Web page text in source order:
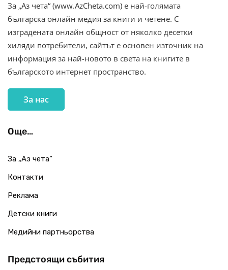
За „Аз чета“ (www.AzCheta.com) е най-голямата
българска онлайн медия за книги и четене. С
изградената онлайн общност от няколко десетки
хиляди потребители, сайтът е основен източник на
информация за най-новото в света на книгите в
българското интернет пространство.
За нас
Още…
За „Аз чета“
Контакти
Реклама
Детски книги
Медийни партньорства
Предстоящи събития